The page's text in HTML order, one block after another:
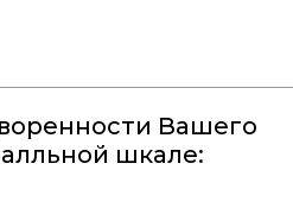
Вашего
шкале: